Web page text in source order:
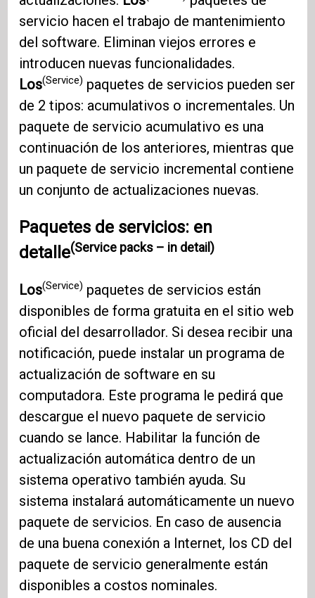
servicio hacen el trabajo de mantenimiento
del software. Eliminan viejos errores e
introducen nuevas funcionalidades.
Los(Service) paquetes de servicios pueden ser
de 2 tipos: acumulativos o incrementales. Un
paquete de servicio acumulativo es una
continuación de los anteriores, mientras que
un paquete de servicio incremental contiene
un conjunto de actualizaciones nuevas.
Paquetes de servicios: en
detalle(Service packs – in detail)
Los(Service) paquetes de servicios están
disponibles de forma gratuita en el sitio web
oficial del desarrollador. Si desea recibir una
notificación, puede instalar un programa de
actualización de software en su
computadora. Este programa le pedirá que
descargue el nuevo paquete de servicio
cuando se lance. Habilitar la función de
actualización automática dentro de un
sistema operativo también ayuda. Su
sistema instalará automáticamente un nuevo
paquete de servicios. En caso de ausencia
de una buena conexión a Internet, los CD del
paquete de servicio generalmente están
disponibles a costos nominales.